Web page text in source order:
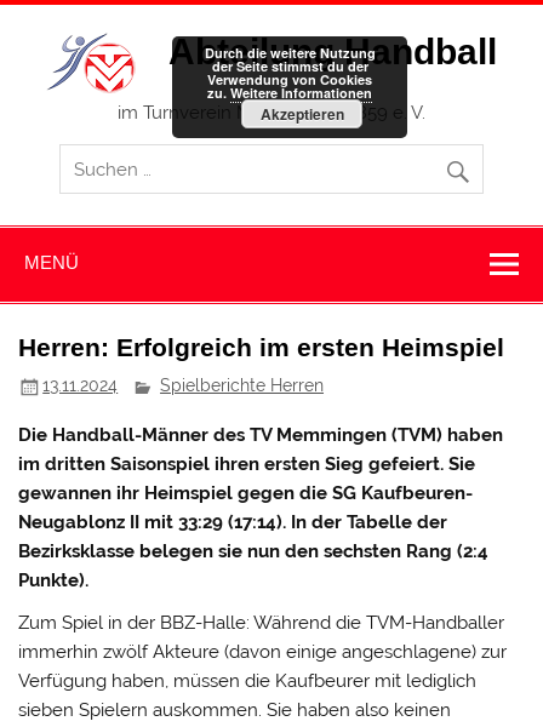
Zum
springen
Abteilung Handball
im Turnverein Memmingen 1859 e. V.
MENÜ
Herren: Erfolgreich im ersten Heimspiel
13.11.2024 Spielberichte Herren
Die Handball-Männer des TV Memmingen (TVM) haben
im dritten Saisonspiel ihren ersten Sieg gefeiert. Sie
gewannen ihr Heimspiel gegen die SG Kaufbeuren-
Neugablonz II mit 33:29 (17:14). In der Tabelle der
Bezirksklasse belegen sie nun den sechsten Rang (2:4
Punkte).
Zum Spiel in der BBZ-Halle: Während die TVM-Handballer
immerhin zwölf Akteure (davon einige angeschlagene) zur
Verfügung haben, müssen die Kaufbeurer mit lediglich
sieben Spielern auskommen. Sie haben also keinen
Durch die weitere Nutzung
der Seite stimmst du der
Verwendung von Cookies
zu. Weitere Informationen
Akzeptieren